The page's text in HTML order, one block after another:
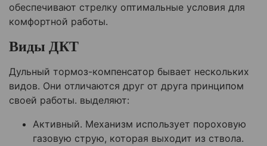
обеспечивают стрелку оптимальные условия для
комфортной работы.
Виды ДКТ
Дульный тормоз-компенсатор бывает нескольких
видов. Они отличаются друг от друга принципом
своей работы. выделяют:
Активный. Механизм использует пороховую
газовую струю, которая выходит из ствола.